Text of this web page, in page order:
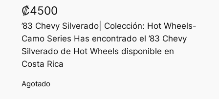
₡4500
’83 Chevy Silverado| Colección: Hot Wheels-
Camo Series Has encontrado el ’83 Chevy
Silverado de Hot Wheels disponible en
Costa Rica
Agotado